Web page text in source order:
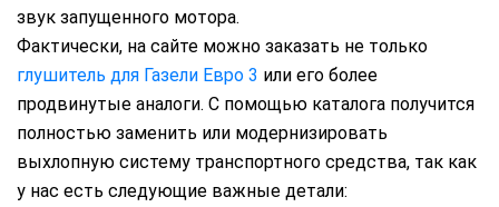
звук запущенного мотора.
Фактически, на сайте можно заказать не только
глушитель для Газели Евро 3 или его более
продвинутые аналоги. С помощью каталога получится
полностью заменить или модернизировать
выхлопную систему транспортного средства, так как
у нас есть следующие важные детали: